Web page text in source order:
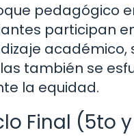
pedagógico
participan
académico,
también se
la equidad.
Final (5to